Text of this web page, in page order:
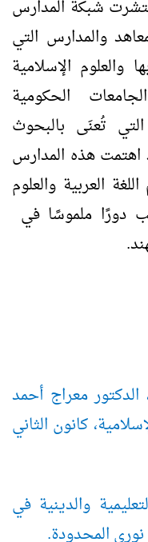
شبكة المدارس
والمدارس التي
والعلوم الإسلامية
الحكومية
تُعنَى بالبحوث
اهتمت هذه المدارس
العربية والعلوم
دورًا ملموسًا في
الدكتور معراج أحمد
كانون الثاني
والدينية في
نوري المحدودة.